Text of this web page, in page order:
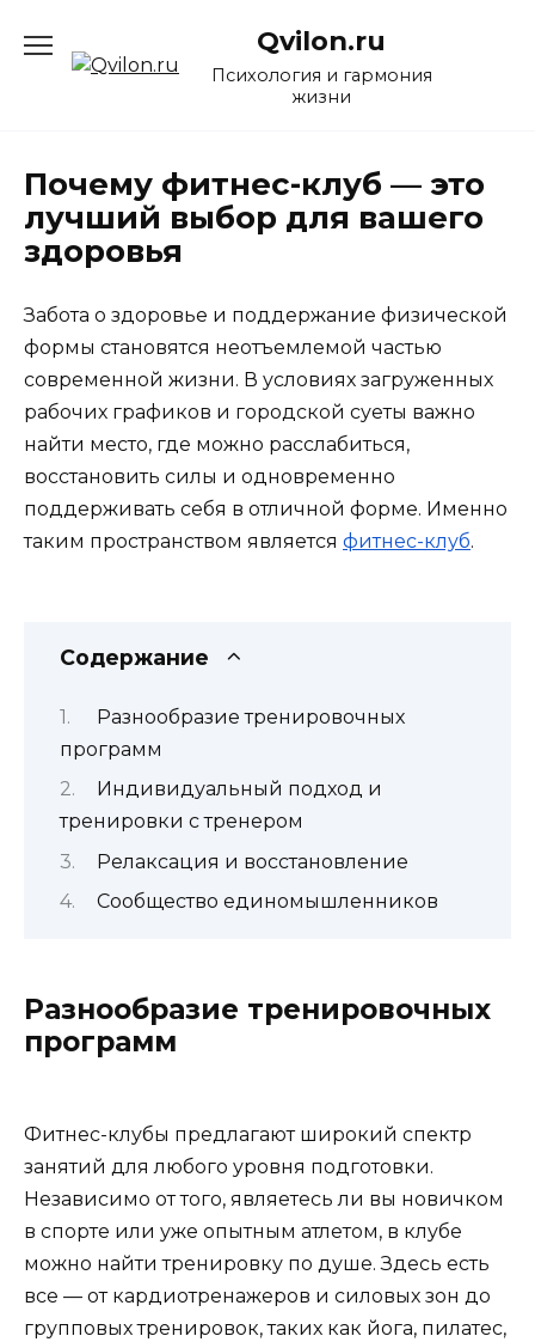
содержанию
Qvilon.ru
Психология и гармония
жизни
Почему фитнес-клуб — это
лучший выбор для вашего
здоровья
Забота о здоровье и поддержание физической
формы становятся неотъемлемой частью
современной жизни. В условиях загруженных
рабочих графиков и городской суеты важно
найти место, где можно расслабиться,
восстановить силы и одновременно
поддерживать себя в отличной форме. Именно
таким пространством является фитнес-клуб.
Содержание
Разнообразие тренировочных
программ
Индивидуальный подход и
тренировки с тренером
Релаксация и восстановление
Сообщество единомышленников
Разнообразие тренировочных
программ
Фитнес-клубы предлагают широкий спектр
занятий для любого уровня подготовки.
Независимо от того, являетесь ли вы новичком
в спорте или уже опытным атлетом, в клубе
можно найти тренировку по душе. Здесь есть
все — от кардиотренажеров и силовых зон до
групповых тренировок, таких как йога, пилатес,